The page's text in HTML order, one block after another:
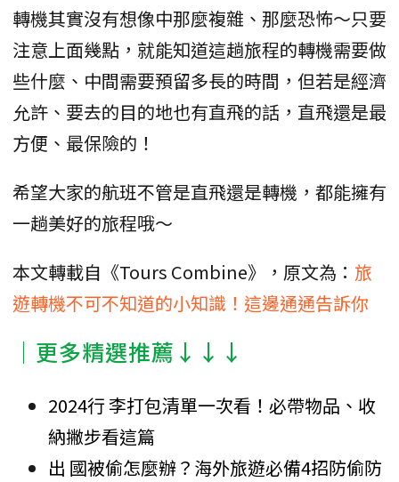
轉機其實沒有想像中那麼複雜、那麼恐怖～只要
注意上面幾點，就能知道這趟旅程的轉機需要做
些什麼、中間需要預留多長的時間，但若是經濟
允許、要去的目的地也有直飛的話，直飛還是最
方便、最保險的！
希望大家的航班不管是直飛還是轉機，都能擁有
一趟美好的旅程哦～
本文轉載自《Tours Combine》，原文為： 旅
遊轉機不可不知道的小知識！這邊通通告訴你
│更多精選推薦↓↓↓
2024行 李打包清單一次看！必帶物品、收
納撇步看這篇
出 國被偷怎麼辦？海外旅遊必備4招防偷防